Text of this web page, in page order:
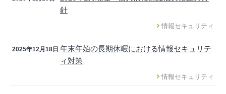
針
情報セキュリティ
2025年12月18日 年末年始の長期休暇における情報セキュリテ
ィ対策
情報セキュリティ